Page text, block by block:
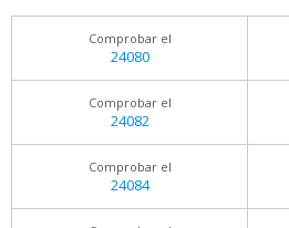
Comprobar el
24080
Comprobar el
24082
Comprobar el
24084